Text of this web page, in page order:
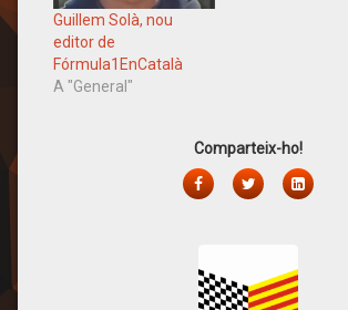
Guillem Solà, nou
editor de
Fórmula1EnCatalà
A "General"
Comparteix-ho!
FacebookTwitterLinkedIn